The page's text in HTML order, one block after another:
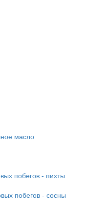
масло
побегов - пихты
побегов - сосны